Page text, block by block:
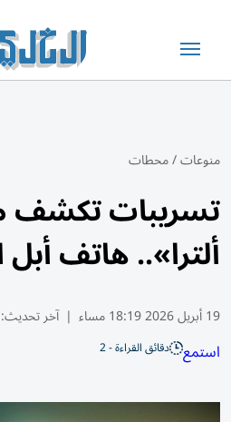
منوعات/محطات
تسريبات تكشف
ألترا».. هاتف
19 أبريل 2026 18:19 مساء | آخر تحديث:
استمع دقائق القراءة - 2